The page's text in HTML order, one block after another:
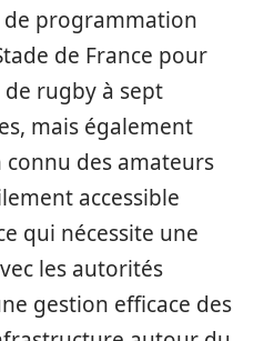
de programmation
de France pour
rugby à sept
mais également
connu des amateurs
accessible
qui nécessite une
les autorités
gestion efficace des